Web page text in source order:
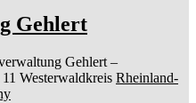
Gehlert
Gehlert –
Westerwaldkreis Rheinland-